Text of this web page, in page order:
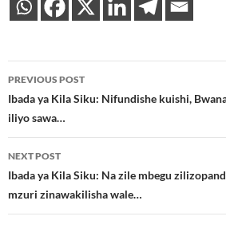
Post
navigation
PREVIOUS POST
Ibada ya Kila Siku: Nifundishe kuishi,
iliyo sawa…
NEXT POST
Ibada ya Kila Siku: Na zile mbegu
mzuri zinawakilisha wale…